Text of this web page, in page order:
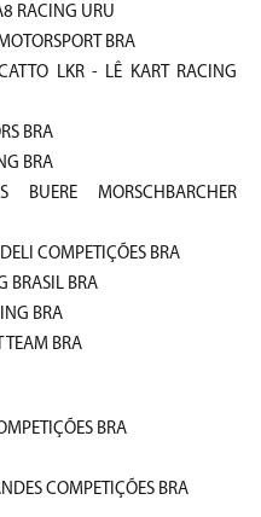
RACING URU
BRA
LKR - LÊ KART RACING
BRA
BRA
BUERE MORSCHBARCHER
COMPETIÇÕES BRA
BRASIL BRA
BRA
TEAM BRA
BRA
COMPETIÇÕES BRA